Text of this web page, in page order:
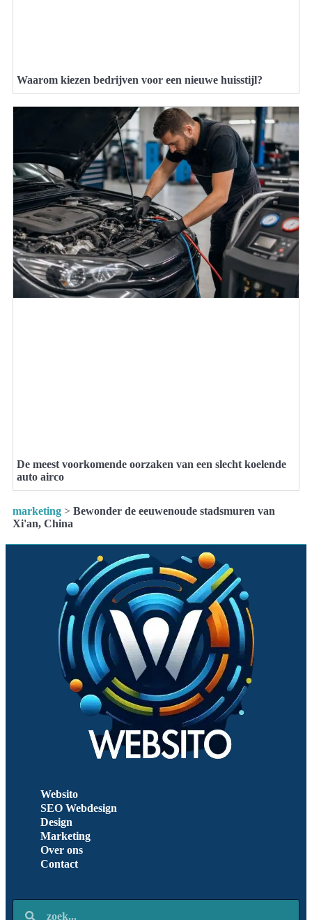
Waarom kiezen bedrijven voor een nieuwe huisstijl?
De meest voorkomende oorzaken van een slecht koelende
auto airco
marketing > Bewonder de eeuwenoude stadsmuren van
Xi'an, China
Websito
SEO Webdesign
Design
Marketing
Over ons
Contact